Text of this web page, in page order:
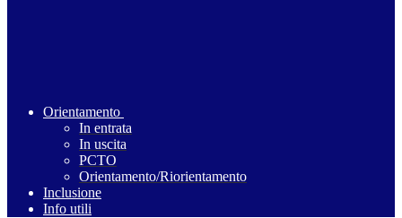
Orientamento
In entrata
In uscita
PCTO
Orientamento/Riorientamento
Inclusione
Info utili